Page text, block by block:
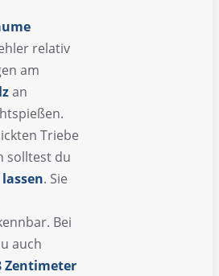
relativ
am
an
Triebe
solltest du
. Sie
Bei
auch
Zentimeter